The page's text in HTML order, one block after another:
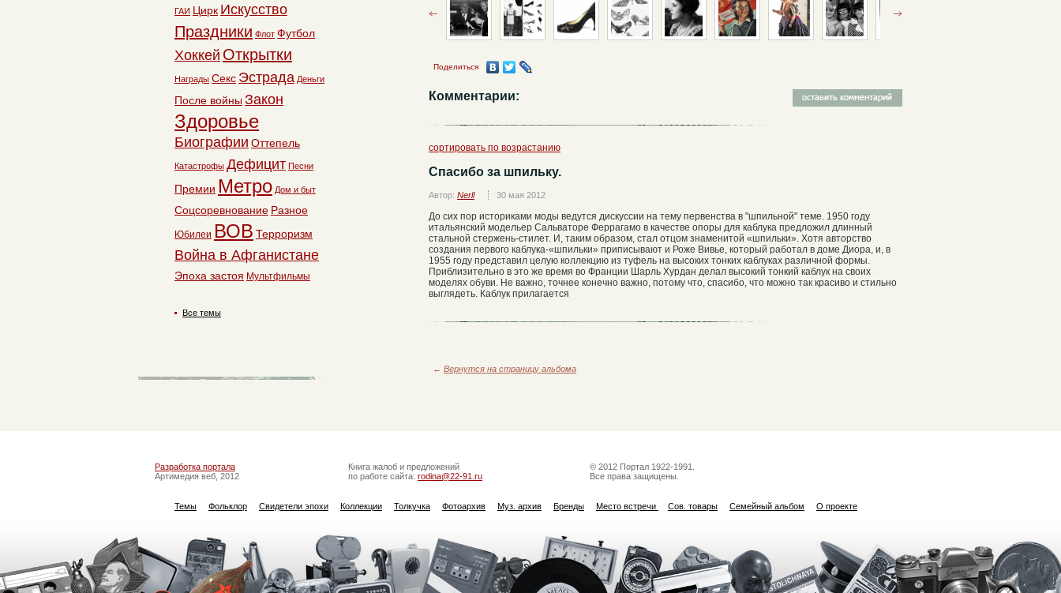
Поделиться
Комментарии:
сортировать по возрастанию
Спасибо за шпильку.
Автор: Nerll 30 мая 2012
До сих пор историками моды ведутся дискуссии на тему первенства в "шпильной" теме. 1950 году
итальянский модельер Сальваторе Феррагамо в качестве опоры для каблука предложил длинный
стальной стержень-стилет. И, таким образом, стал отцом знаменитой «шпильки». Хотя авторство
создания первого каблука-«шпильки» приписывают и Роже Вивье, который работал в доме Диора, и, в
1955 году представил целую коллекцию из туфель на высоких тонких каблуках различной формы.
Приблизительно в это же время во Франции Шарль Хурдан делал высокий тонкий каблук на своих
моделях обуви. Не важно, точнее конечно важно, потому что, спасибо, что можно так красиво и стильно
выглядеть. Каблук прилагается
← Вернутся на страницу альбома
ГАИ Цирк Искусство
Праздники Флот Футбол
Хоккей Открытки
Награды Секс Эстрада Деньги
После войны Закон
Здоровье
Биографии Оттепель
Катастрофы Дефицит Песни
Премии Метро Дом и быт
Соцсоревнование Разное
Юбилеи ВОВ Терроризм
Война в Афганистане
Эпоха застоя Мультфильмы
Все темы
Разработка портала
Артимедия веб, 2012
Книга жалоб и предложений
по работе сайта: rodina@22-91.ru
© 2012 Портал 1922-1991.
Все права защищены.
Темы Фольклор Свидетели эпохи Коллекции Толкучка Фотоархив Муз. архив Бренды Место встречи Сов. товары Семейный альбом О проекте